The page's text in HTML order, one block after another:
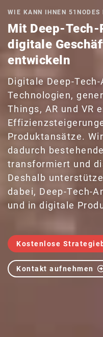
WIE KANN IHNEN 51NODES
Mit Deep-
digitale
entwickeln
Digitale Deep-
Technologien,
Things, AR und VR
Produktansätze.
dadurch
transformiert und
Deshalb
dabei, Deep-Tech-
und in digitale
Kostenlose
Kontakt aufnehmen